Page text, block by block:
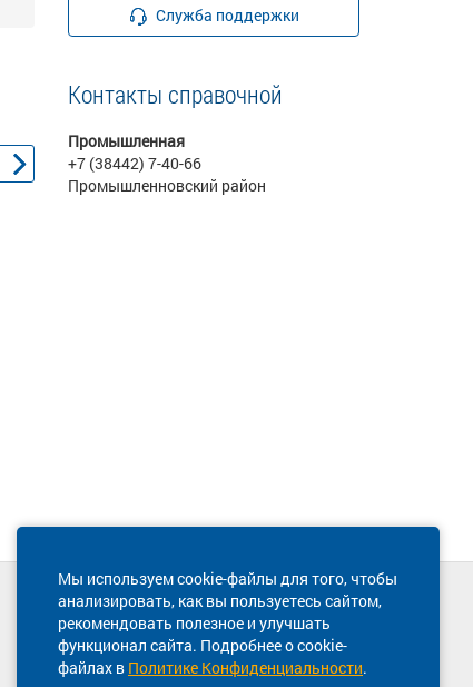
Служба поддержки
Контакты справочной
Промышленная
+7 (38442) 7-40-66
Промышленновский район
Мы используем cookie-файлы для того, чтобы
анализировать, как вы пользуетесь сайтом,
рекомендовать полезное и улучшать
функционал сайта. Подробнее о cookie-
файлах в Политике Конфиденциальности.
Техническая поддержка сайта
8 800 600-03-38